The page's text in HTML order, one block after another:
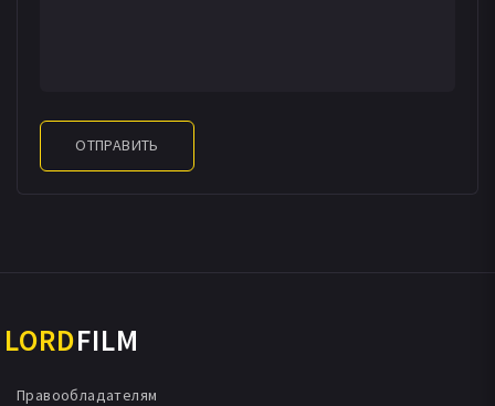
ОТПРАВИТЬ
LORDFILM
Правообладателям